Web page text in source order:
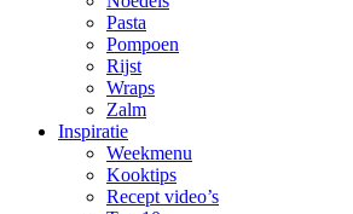
Pasta
Pompoen
Rijst
Wraps
Zalm
Inspiratie
Weekmenu
Kooktips
Recept video’s